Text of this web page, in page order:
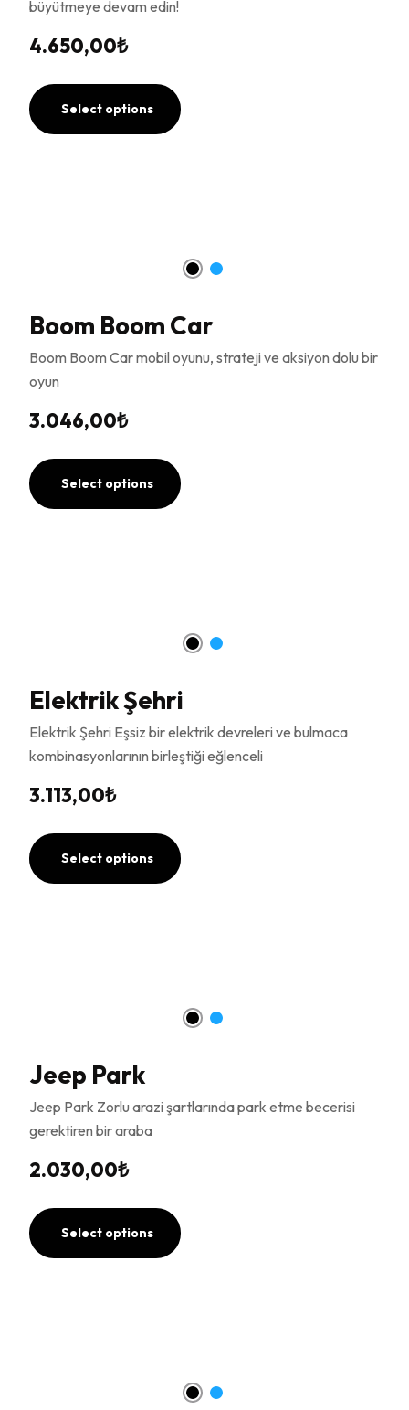
büyütmeye devam edin!
4.650,00₺
Select options
Boom Boom Car
Boom Boom Car mobil oyunu, strateji ve aksiyon dolu bir
oyun
3.046,00₺
Select options
Elektrik Şehri
Elektrik Şehri Eşsiz bir elektrik devreleri ve bulmaca
kombinasyonlarının birleştiği eğlenceli
3.113,00₺
Select options
Jeep Park
Jeep Park Zorlu arazi şartlarında park etme becerisi
gerektiren bir araba
2.030,00₺
Select options